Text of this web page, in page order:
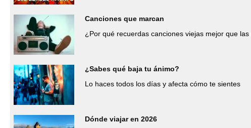
Canciones que marcan
¿Por qué recuerdas canciones viejas mejor que las
¿Sabes qué baja tu ánimo?
Lo haces todos los días y afecta cómo te sientes
Dónde viajar en 2026